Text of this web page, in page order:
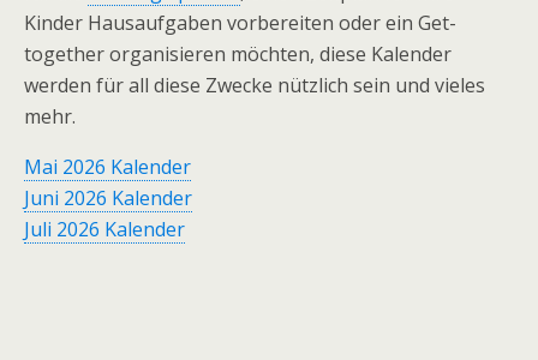
Kinder Hausaufgaben vorbereiten oder ein Get-
together organisieren möchten, diese Kalender
werden für all diese Zwecke nützlich sein und vieles
mehr.
Mai 2026 Kalender
Juni 2026 Kalender
Juli 2026 Kalender